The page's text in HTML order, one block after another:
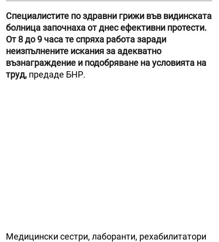
Специалистите по здравни грижи във видинската
болница започнаха от днес ефективни протести.
От 8 до 9 часа те спряха работа заради
неизпълнените искания за адекватно
възнаграждение и подобряване на условията на
труд, предаде БНР.
Медицински сестри, лаборанти, рехабилитатори